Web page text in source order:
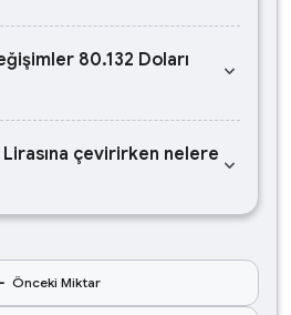
80.132 Doları
keyboard_arrow_down
Lirasına çevirirken nelere keyboard_arrow_down
Önceki Miktar